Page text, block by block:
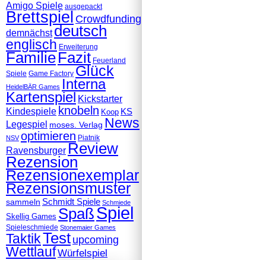
Amigo Spiele ausgepackt
Brettspiel Crowdfunding
demnächst deutsch
englisch Erweiterung
FamilieFazit Feuerland
Spiele Game Factory Glück
HeidelBÄR Games Interna
Kartenspiel Kickstarter
Kindespiele knobeln Koop KS
Legespiel moses. Verlag News
NSV optimieren Piatnik
RavensburgerReview
Rezension
Rezensionexemplar
Rezensionsmuster
sammeln Schmidt Spiele Schmiede
Skellig Games SpaßSpiel
Spieleschmiede Stonemaier Games
TaktikTest upcoming
WettlaufWürfelspiel